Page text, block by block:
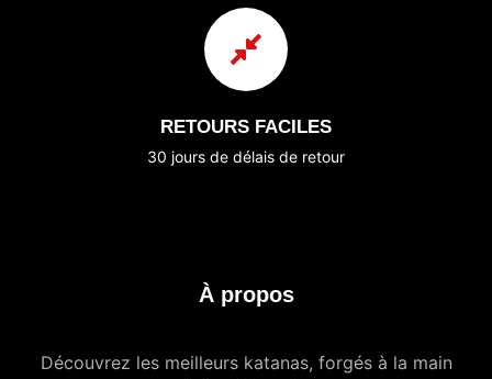
RETOURS FACILES
30 jours de délais de retour
À propos
Découvrez les meilleurs katanas, forgés à la main